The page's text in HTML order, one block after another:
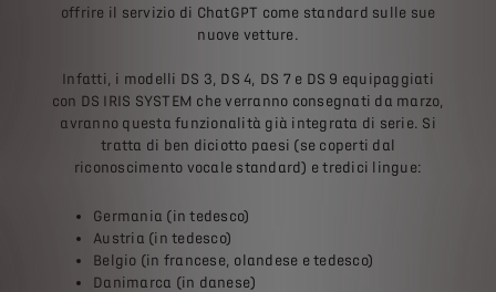
offrire il servizio di ChatGPT come standard sulle sue
nuove vetture.
Infatti, i modelli DS 3, DS 4, DS 7 e DS 9 equipaggiati
con DS IRIS SYSTEM che verranno consegnati da marzo,
avranno questa funzionalità già integrata di serie. Si
tratta di ben diciotto paesi (se coperti dal
riconoscimento vocale standard) e tredici lingue:
Germania (in tedesco)
Austria (in tedesco)
Belgio (in francese, olandese e tedesco)
Danimarca (in danese)